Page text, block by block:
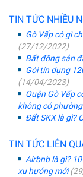
TIN TỨC NHIỀU
Gò Vấp có gì
(27/12/2022)
Bất động sản
Gói tín dụng
(14/04/2023)
Quận Gò Vấp
không có
Đất SKX là gì?
TIN TỨC LIÊN
Airbnb là gì?
xu hướng mới